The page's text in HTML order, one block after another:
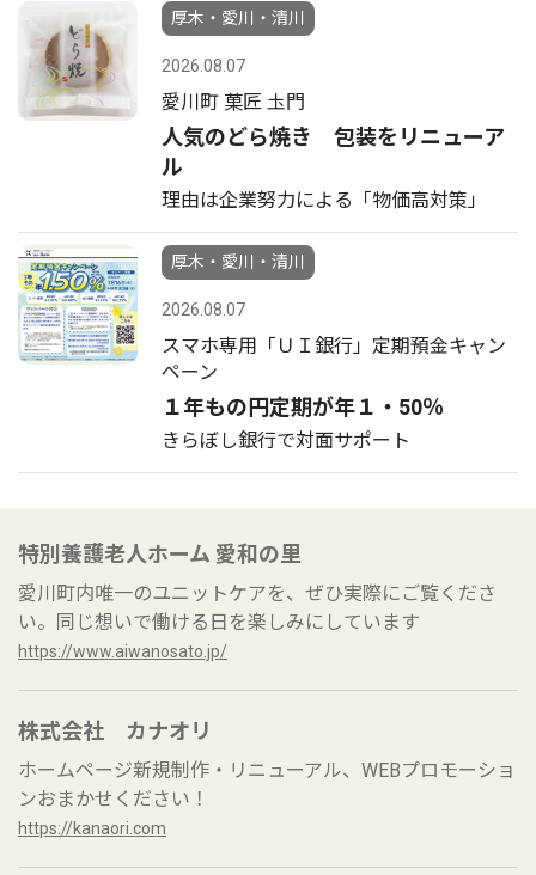
厚木・愛川・清川
2026.08.07
愛川町 菓匠 圡門
人気のどら焼き 包装をリニューア
ル
理由は企業努力による「物価高対策」
厚木・愛川・清川
2026.08.07
スマホ専用「ＵＩ銀行」定期預金キャン
ペーン
１年もの円定期が年１・50％
きらぼし銀行で対面サポート
特別養護老人ホーム 愛和の里
愛川町内唯一のユニットケアを、ぜひ実際にご覧くださ
い。同じ想いで働ける日を楽しみにしています
https://www.aiwanosato.jp/
株式会社 カナオリ
ホームページ新規制作・リニューアル、WEBプロモーショ
ンおまかせください！
https://kanaori.com